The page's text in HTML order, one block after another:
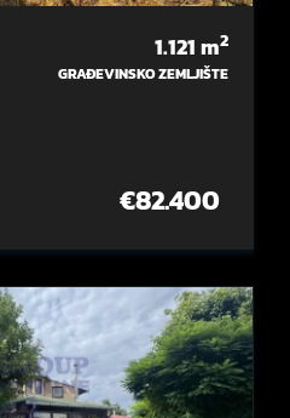
1.121m2
GRAĐEVINSKO ZEMLJIŠTE
€82.400